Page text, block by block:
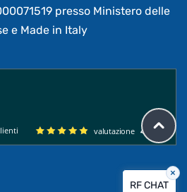
presso Ministero delle
e Made in Italy
valutazione 4.95/ 5
RF CHAT
×